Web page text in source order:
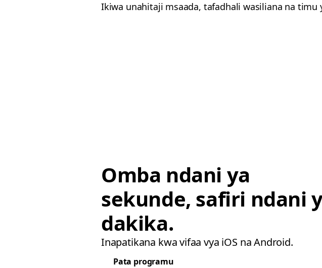
Ikiwa unahitaji msaada, tafadhali wasiliana na timu
Omba ndani ya
sekunde, safiri ndani
dakika.
Inapatikana kwa vifaa vya iOS na Android.
Pata programu